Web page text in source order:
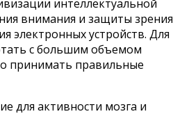
интеллектуальной
внимания и защиты зрения
электронных устройств. Для
с большим объемом
принимать правильные
для активности мозга и